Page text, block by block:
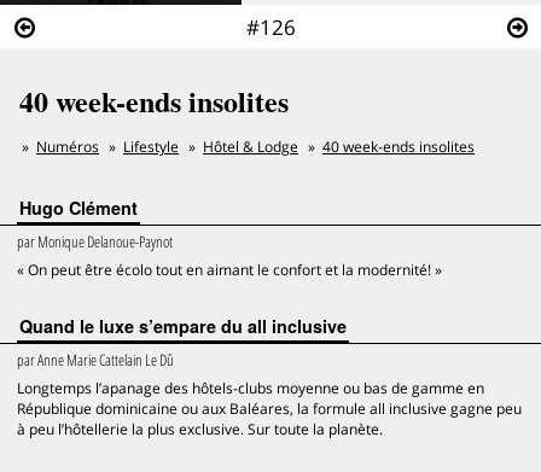
#126
40 week-ends insolites
Numéros Lifestyle Hôtel & Lodge 40 week-ends insolites
Hugo Clément
parMonique Delanoue-Paynot
« On peut être écolo tout en aimant le confort et la modernité! »
Quand le luxe s’empare du all inclusive
parAnne Marie Cattelain Le Dû
Longtemps l’apanage des hôtels-clubs moyenne ou bas de gamme en
République dominicaine ou aux Baléares, la formule all inclusive gagne peu
à peu l’hôtellerie la plus exclusive. Sur toute la planète.